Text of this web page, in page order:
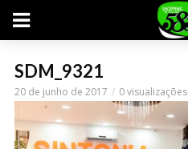
SDM_9321
20 de junho de 2017 0 visualizações